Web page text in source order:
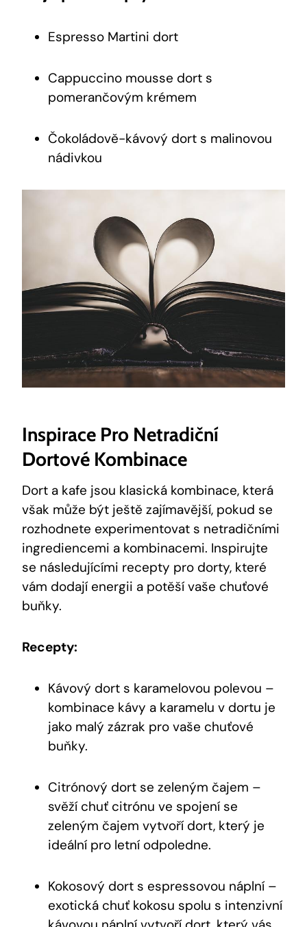
Espresso Martini dort
Cappuccino mousse dort s
pomerančovým krémem
Čokoládově-kávový dort s malinovou
nádivkou
Inspirace Pro Netradiční
Dortové Kombinace
Dort a kafe jsou klasická kombinace, která
však může být ještě zajímavější, pokud se
rozhodnete experimentovat s netradičními
ingrediencemi a kombinacemi. Inspirujte
se následujícími recepty pro dorty, které
vám dodají energii a potěší vaše chuťové
buňky.
Recepty:
Kávový dort s karamelovou polevou –
kombinace kávy a karamelu v dortu je
jako malý zázrak pro vaše chuťové
buňky.
Citrónový dort se zeleným čajem –
svěží chuť citrónu ve spojení se
zeleným čajem vytvoří dort, který je
ideální pro letní odpoledne.
Kokosový dort s espressovou náplní –
exotická chuť kokosu spolu s intenzivní